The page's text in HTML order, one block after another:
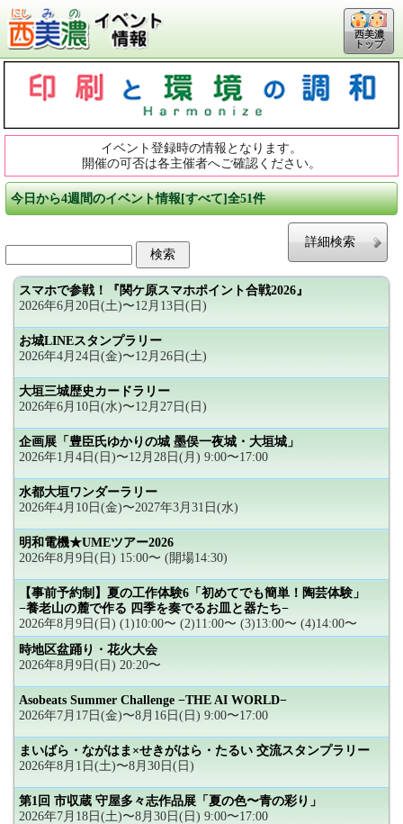
西美濃
トップ
イベント登録時の情報となります。
開催の可否は各主催者へご確認ください。
今日から4週間のイベント情報[すべて]全51件
詳細検索
スマホで参戦！『関ケ原スマホポイント合戦2026』
2026年6月20日(土)〜12月13日(日)
お城LINEスタンプラリー
2026年4月24日(金)〜12月26日(土)
大垣三城歴史カードラリー
2026年6月10日(水)〜12月27日(日)
企画展「豊臣氏ゆかりの城 墨俣一夜城・大垣城」
2026年1月4日(日)〜12月28日(月) 9:00〜17:00
水都大垣ワンダーラリー
2026年4月10日(金)〜2027年3月31日(水)
明和電機★UMEツアー2026
2026年8月9日(日) 15:00〜 (開場14:30)
【事前予約制】夏の工作体験6「初めてでも簡単！陶芸体験」
−養老山の麓で作る 四季を奏でるお皿と器たち−
2026年8月9日(日) (1)10:00〜 (2)11:00〜 (3)13:00〜 (4)14:00〜
時地区盆踊り・花火大会
2026年8月9日(日) 20:20〜
Asobeats Summer Challenge −THE AI WORLD−
2026年7月17日(金)〜8月16日(日) 9:00〜17:00
まいばら・ながはま×せきがはら・たるい 交流スタンプラリー
2026年8月1日(土)〜8月30日(日)
第1回 市収蔵 守屋多々志作品展「夏の色〜青の彩り」
2026年7月18日(土)〜8月30日(日) 9:00〜17:00